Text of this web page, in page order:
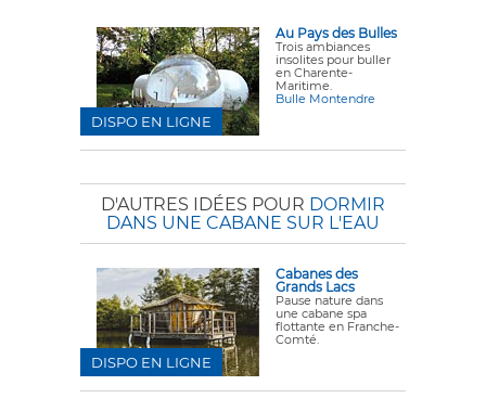
Au Pays des Bulles
Trois ambiances
insolites pour buller
en Charente-
Maritime.
Bulle Montendre
DISPO EN LIGNE
D'AUTRES IDÉES POUR DORMIR
DANS UNE CABANE SUR L'EAU
Cabanes des
Grands Lacs
Pause nature dans
une cabane spa
flottante en Franche-
Comté.
DISPO EN LIGNE